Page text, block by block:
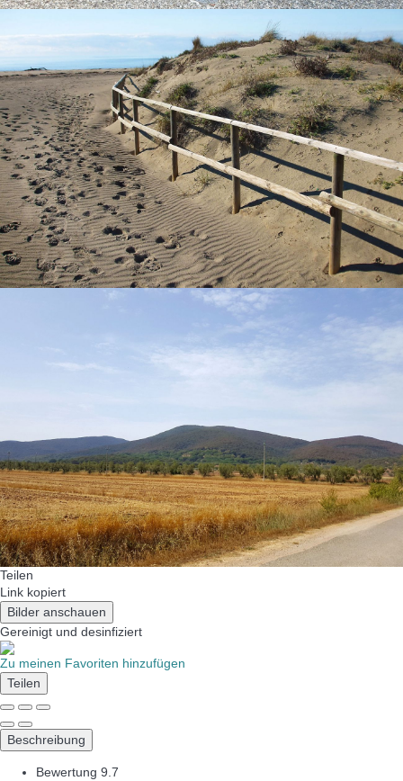
Teilen
Link kopiert
Bilder anschauen
Gereinigt und desinfiziert
Zu meinen Favoriten hinzufügen
Teilen
Beschreibung
Bewertung 9.7